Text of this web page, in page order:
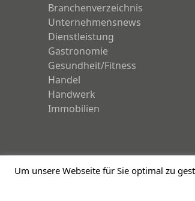
Branchenverzeichnis
Unternehmensnews
Dienstleistung
Gastronomie
Gesundheit/Fitness
Handel
Handwerk
Immobilien
Um unsere Webseite für Sie optimal zu